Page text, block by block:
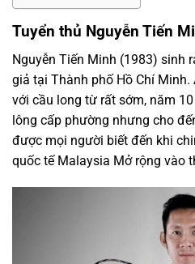
Tuyển thủ Nguyễn Tiến
Nguyễn Tiến Minh (1983) sinh
giả tại Thành phố Hồ Chí
với cầu long từ rất sớm, năm
lông cấp phường nhưng cho
được mọi người biết đến khi
quốc tế Malaysia Mở rộng vào